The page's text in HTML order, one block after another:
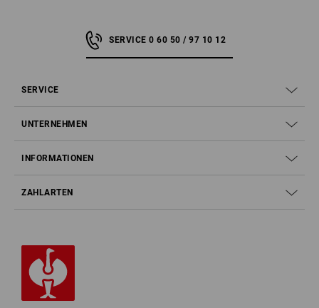
SERVICE 0 60 50 / 97 10 12
SERVICE
UNTERNEHMEN
INFORMATIONEN
ZAHLARTEN